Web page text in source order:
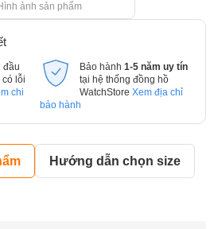
ảnh sản phẩm
đầu
có lỗi
chi
Bảo hành 1-5 năm uy tín
tại hệ thống đồng hồ
WatchStore Xem địa chỉ
bảo hành
Hướng dẫn chọn size